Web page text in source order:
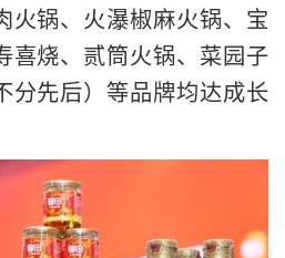
火锅、火瀑椒麻火锅、宝
喜烧、贰筒火锅、菜园子
分先后）等品牌均达成长